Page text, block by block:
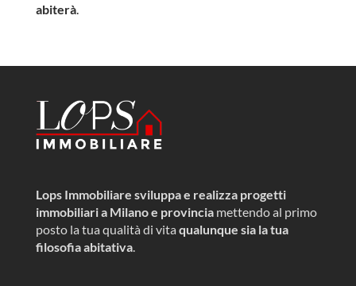
abiterà.
Lops Immobiliare sviluppa e realizza progetti
immobiliari a Milano e provinciamettendo al primo
posto la tua qualità di vita qualunque sia la tua
filosofia abitativa.